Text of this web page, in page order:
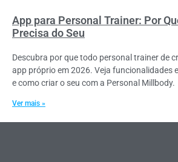
App para Personal Trainer: Por
Precisa do Seu
Descubra por que todo personal trainer de
app próprio em 2026. Veja funcionalidades
e como criar o seu com a Personal Millbody.
Ver mais »